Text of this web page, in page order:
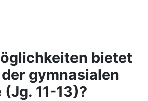
bietet
gymnasialen
11-13)?